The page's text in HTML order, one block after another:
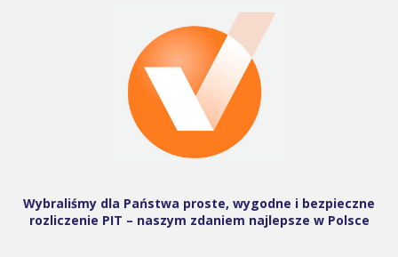
Wybraliśmy dla Państwa proste, wygodne i bezpieczne
rozliczenie PIT – naszym zdaniem najlepsze w Polsce